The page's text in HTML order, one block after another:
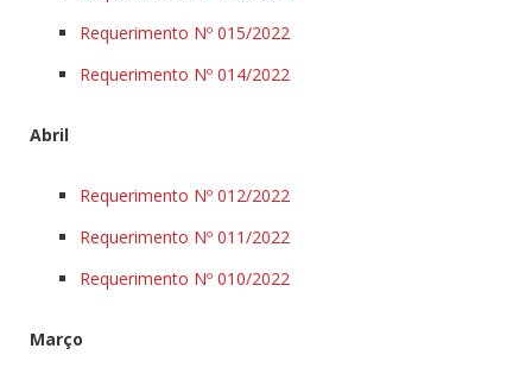
Requerimento Nº 015/2022
Requerimento Nº 014/2022
Abril
Requerimento Nº 012/2022
Requerimento Nº 011/2022
Requerimento Nº 010/2022
Março